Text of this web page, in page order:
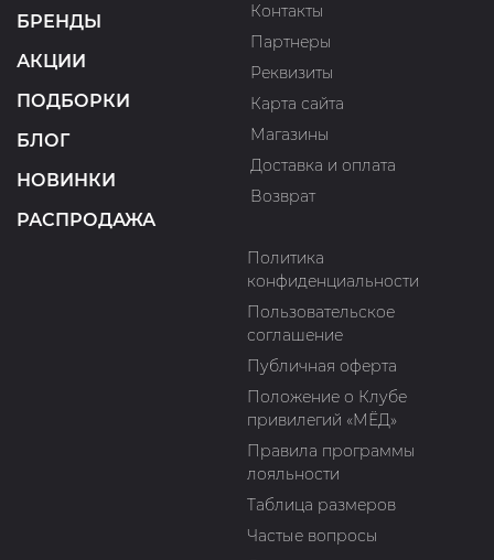
БРЕНДЫ
АКЦИИ
ПОДБОРКИ
БЛОГ
НОВИНКИ
РАСПРОДАЖА
Контакты
Партнеры
Реквизиты
Карта сайта
Магазины
Доставка и оплата
Возврат
Политика
конфиденциальности
Пользовательское
соглашение
Публичная оферта
Положение о Клубе
привилегий «МЁД»
Правила программы
лояльности
Таблица размеров
Частые вопросы